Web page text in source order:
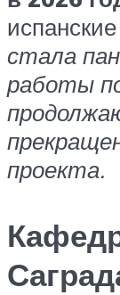
стала
работы
проекта.